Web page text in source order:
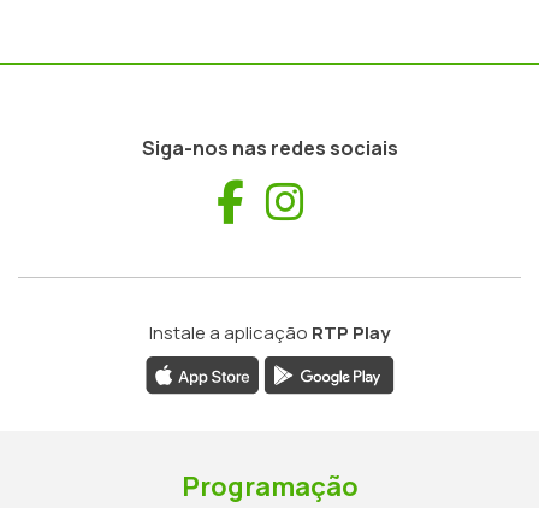
Siga-nos nas redes sociais
Facebook
Instale a aplicação RTP Play
Programação